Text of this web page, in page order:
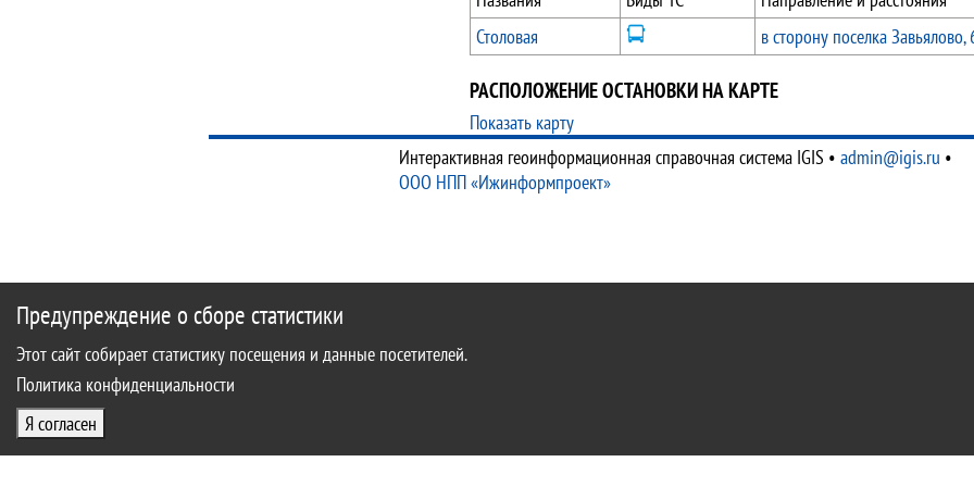
Столовая
в сторону поселка Завьялово,
РАСПОЛОЖЕНИЕ ОСТАНОВКИ НА КАРТЕ
Показать карту
Интерактивная геоинформационная справочная система IGIS • admin@igis.ru •
ООО НПП «Ижинформпроект»
Предупреждение о сборе статистики
Этот сайт собирает статистику посещения и данные посетителей.
Политика конфиденциальности
Я согласен